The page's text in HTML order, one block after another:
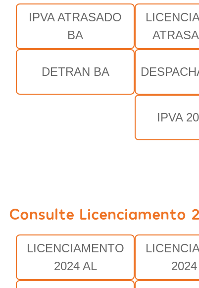
IPVA ATRASADO
BA
DETRAN BA
IPVA
Consulte Licenciamento
LICENCIAMENTO
2024 AL